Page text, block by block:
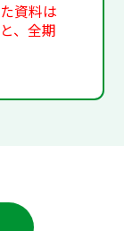
資料は
、全期